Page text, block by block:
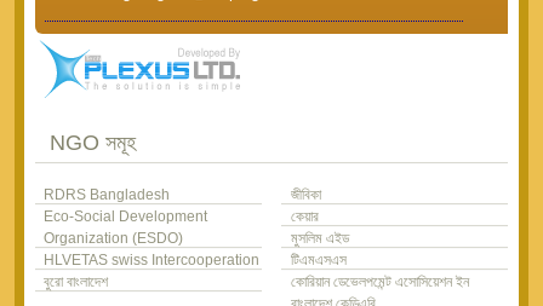
NGO সমূহ
RDRS Bangladesh
জীবিকা
Eco-Social Development
Organization (ESDO)
কেয়ার
মুসলিম এইড
HLVETAS swiss Intercooperation
টিএমএসএস
বুরো বাংলাদেশ
কোরিয়ান ডেভেলপমেন্ট এসোসিয়েশন ইন